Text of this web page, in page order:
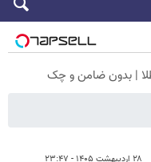
۲۸ اردیبهشت ۱۴۰۵ - ۲۳:۴۷